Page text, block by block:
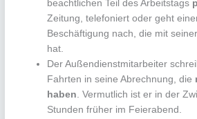
beachtlichen Teil des Arbeitstags
Zeitung, telefoniert oder geht
Beschäftigung nach, die mit
hat.
Der Außendienstmitarbeiter
Fahrten in seine Abrechnung, die
haben. Vermutlich ist er in der
Stunden früher im Feierabend.